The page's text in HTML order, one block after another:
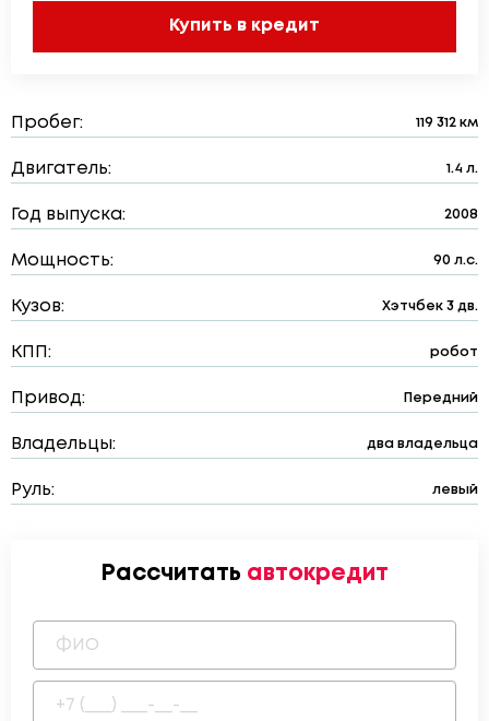
Купить в кредит
Пробег: 119 312 км
Двигатель: 1.4 л.
Год выпуска: 2008
Мощность: 90 л.с.
Кузов: Хэтчбек 3 дв.
КПП: робот
Привод: Передний
Владельцы: два владельца
Руль: левый
Рассчитать автокредит